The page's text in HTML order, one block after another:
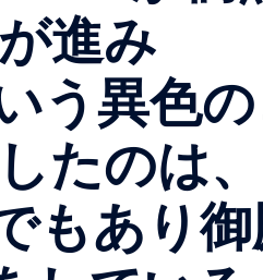
進み
う異色
たのは、
もあり